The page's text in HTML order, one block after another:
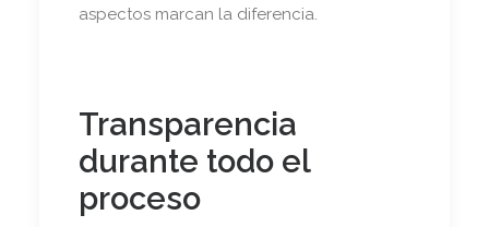
aspectos marcan la diferencia.
Transparencia
durante todo el
proceso